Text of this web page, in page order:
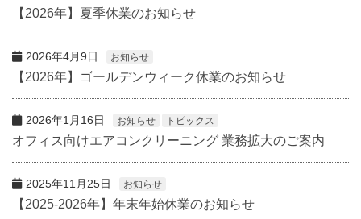
【2026年】夏季休業のお知らせ
2026年4月9日 お知らせ
【2026年】ゴールデンウィーク休業のお知らせ
2026年1月16日 お知らせ トピックス
オフィス向けエアコンクリーニング 業務拡大のご案内
2025年11月25日 お知らせ
【2025-2026年】年末年始休業のお知らせ